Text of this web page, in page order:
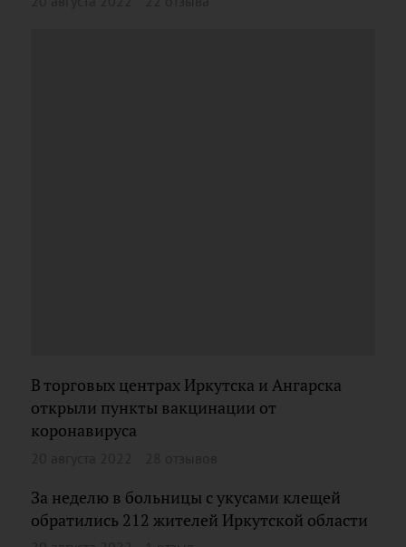
В торговых центрах Иркутска и Ангарска
открыли пункты вакцинации от
коронавируса
За неделю в больницы с укусами клещей
обратились 212 жителей Иркутской области